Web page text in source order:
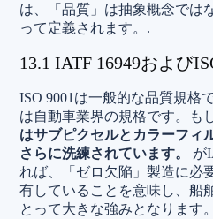
は、「品質」は抽象概念では
って定義されます。.
13.1 IATF 16949および
ISO 9001は一般的な品質規格
は自動車業界の規格です。も
はサブピクセルとカラーフィ
さらに洗練されています。
が
れば、「ゼロ欠陥」製造に必
有していることを意味し、船
とって大きな強みとなります